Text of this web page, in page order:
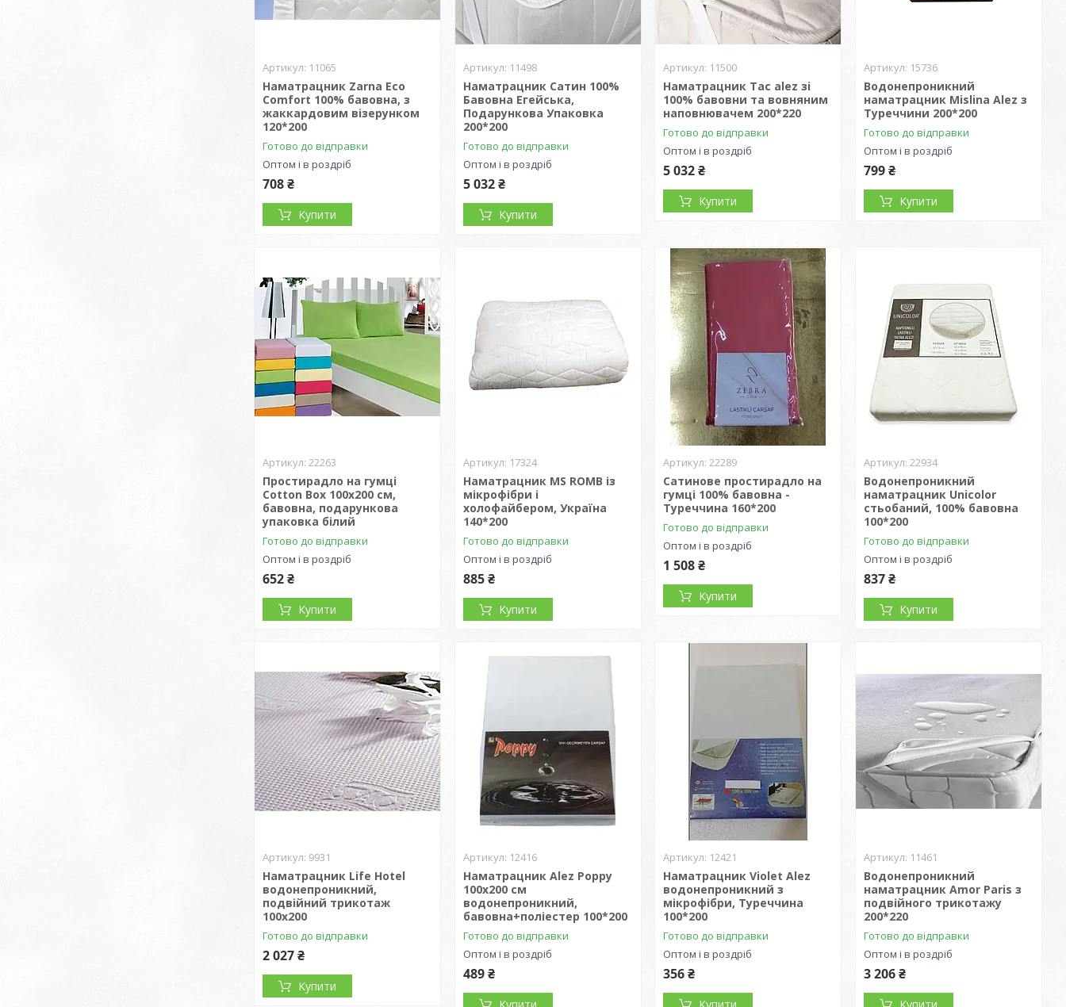
11065
Наматрацник Zarna Eco
Comfort 100% бавовна, з
жаккардовим візерунком
120*200
Готово до відправки
Оптом і в роздріб
708 ₴
Купити
11498
Наматрацник Сатин 100%
Бавовна Егейська,
Подарункова Упаковка
200*200
Готово до відправки
Оптом і в роздріб
5 032 ₴
Купити
11500
Наматрацник Tac alez зі
100% бавовни та вовняним
наповнювачем 200*220
Готово до відправки
Оптом і в роздріб
5 032 ₴
Купити
15736
Водонепроникний
наматрацник Mislina Alez з
Туреччини 200*200
Готово до відправки
Оптом і в роздріб
799 ₴
Купити
22263
Простирадло на гумці
Cotton Box 100x200 см,
бавовна, подарункова
упаковка білий
Готово до відправки
Оптом і в роздріб
652 ₴
Купити
17324
Наматрацник MS ROMB із
мікрофібри і
холофайбером, Україна
140*200
Готово до відправки
Оптом і в роздріб
885 ₴
Купити
22289
Сатинове простирадло на
гумці 100% бавовна -
Туреччина 160*200
Готово до відправки
Оптом і в роздріб
1 508 ₴
Купити
22934
Водонепроникний
наматрацник Unicolor
стьобаний, 100% бавовна
100*200
Готово до відправки
Оптом і в роздріб
837 ₴
Купити
9931
Наматрацник Life Hotel
водонепроникний,
подвійний трикотаж
100x200
Готово до відправки
2 027 ₴
Купити
12416
Наматрацник Alez Poppy
100х200 см
водонепроникний,
бавовна+поліестер 100*200
Готово до відправки
Оптом і в роздріб
489 ₴
12421
Наматрацник Violet Alez
водонепроникний з
мікрофібри, Туреччина
100*200
Готово до відправки
Оптом і в роздріб
356 ₴
11461
Водонепроникний
наматрацник Amor Paris з
подвійного трикотажу
200*220
Готово до відправки
Оптом і в роздріб
3 206 ₴